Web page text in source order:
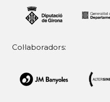
Col·laboradors: